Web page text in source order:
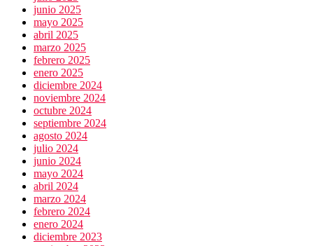
junio 2025
mayo 2025
abril 2025
marzo 2025
febrero 2025
enero 2025
diciembre 2024
noviembre 2024
octubre 2024
septiembre 2024
agosto 2024
julio 2024
junio 2024
mayo 2024
abril 2024
marzo 2024
febrero 2024
enero 2024
diciembre 2023